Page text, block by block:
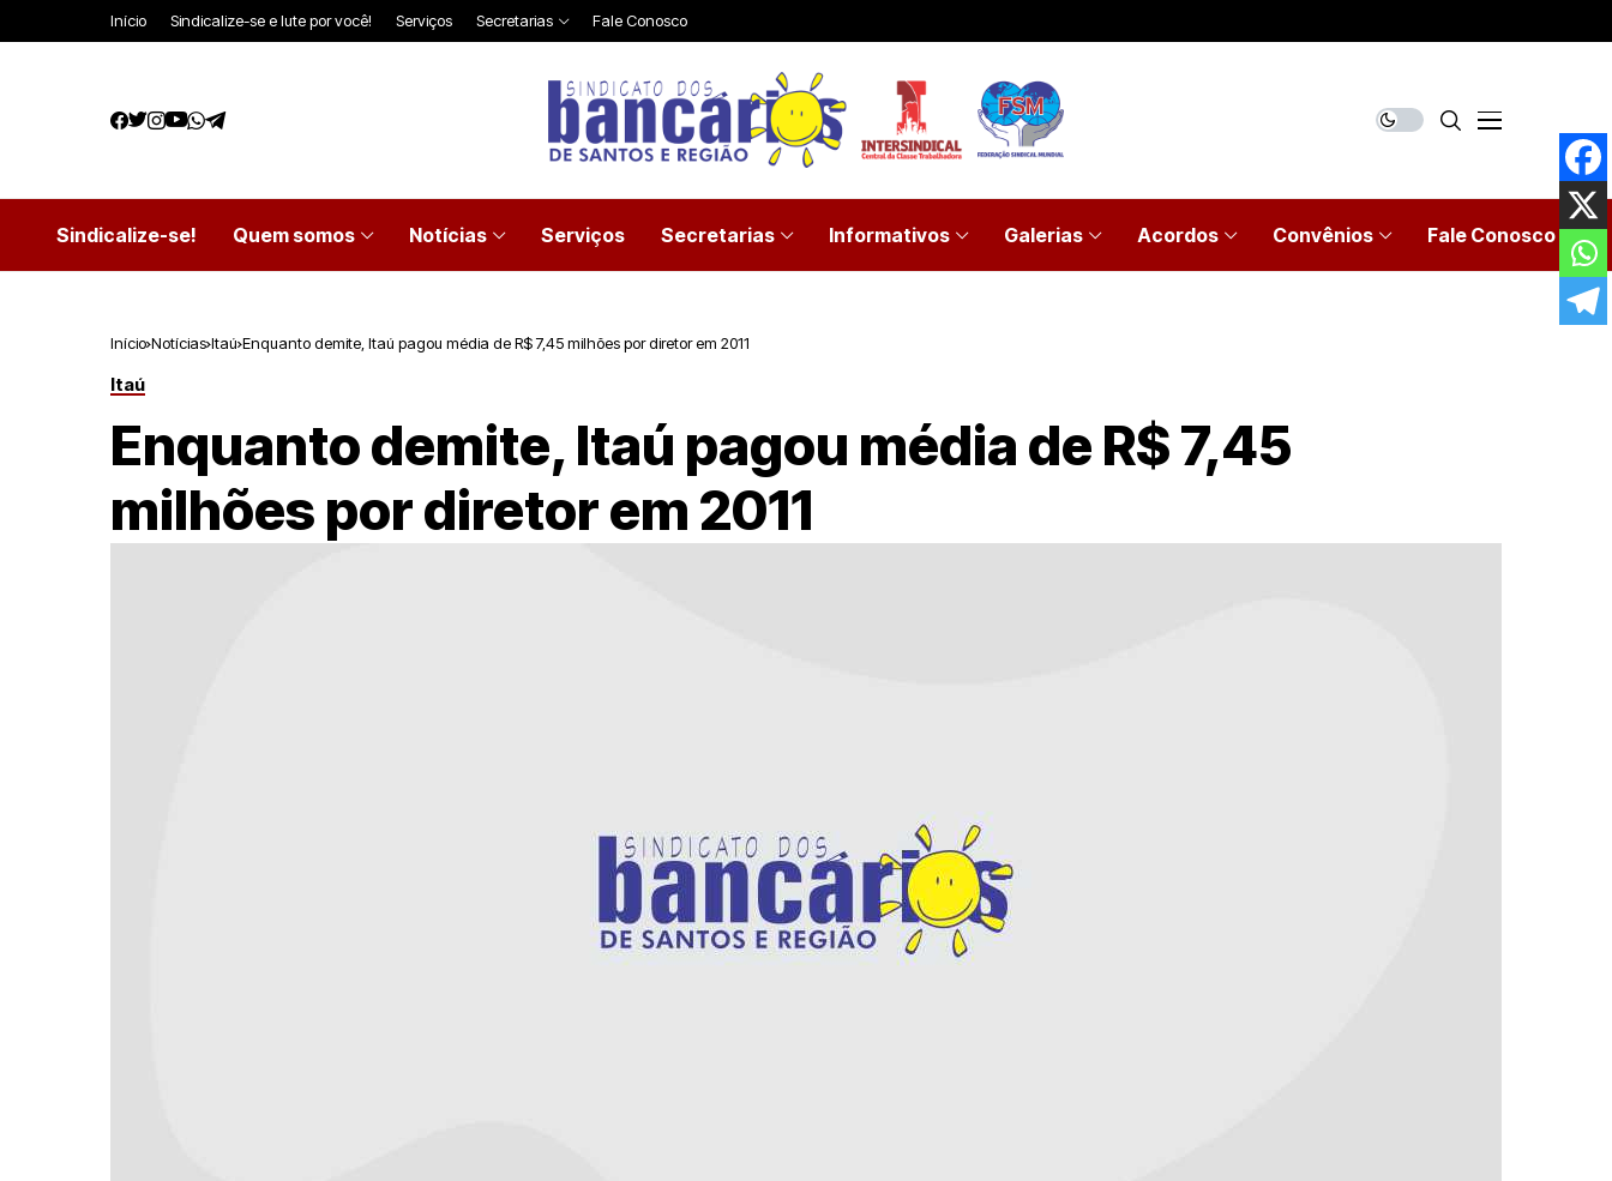
Início Sindicalize-se e lute por você! Serviços Secretarias Fale Conosco
Sindicalize-se! Quem somos Notícias Serviços Secretarias Informativos Galerias Acordos Convênios Fale Conosco
Início Notícias Itaú Enquanto demite, Itaú pagou média de R$ 7,45 milhões por diretor em 2011
Itaú
Enquanto demite, Itaú pagou média de R$ 7,45
milhões por diretor em 2011